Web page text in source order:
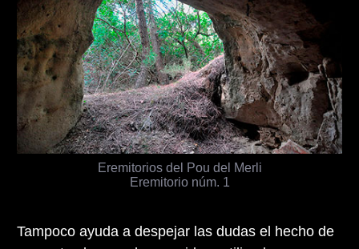
Tampoco ayuda a despejar las dudas el hecho de
Eremitorios del Pou del Merli
Eremitorio núm. 1